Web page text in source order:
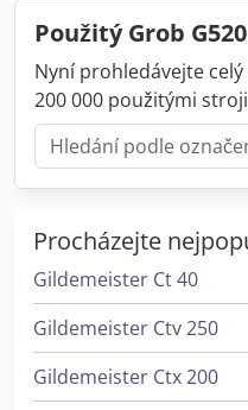
Použitý Grob G520
Nyní prohledávejte
200 000 použitými
Procházejte
Gildemeister Ct 40
Gildemeister Ctv 250
Gildemeister Ctx 200